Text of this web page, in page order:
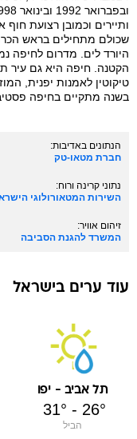
ותיירים וכמובן רצועת חוף
שכולם מתחילים בראש
היורד לים. מדרום לחיפה
הקטנה. חיפה היא גם עיר
טיקוטין לאמנות יפנית,
בשנה מתקיים בחיפה
הנתונים באדיבות:
חברת מטאו-טק
נתוני קרינה ורוח:
השירות המטאורולוגי
זיהום אוויר:
המשרד להגנת הסביבה
עוד ערים בישראל
תל אביב - יפו
26°
-
31°
הביל